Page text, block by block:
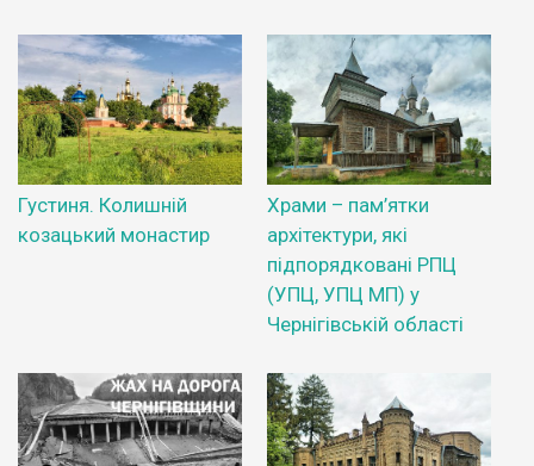
Густиня. Колишній
козацький монастир
Храми – пам’ятки
архітектури, які
підпорядковані РПЦ
(УПЦ, УПЦ МП) у
Чернігівській області